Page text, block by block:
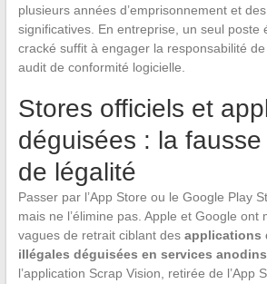
plusieurs années d’emprisonnement et
significatives. En entreprise, un seul poste
cracké suffit à engager la responsabilité de
audit de conformité logicielle.
Stores officiels et
déguisées : la
de légalité
Passer par l’App Store ou le Google Play
mais ne l’élimine pas. Apple et Google ont
vagues de retrait ciblant des applications
illégales déguisées en services anodins
l’application Scrap Vision, retirée de l’App